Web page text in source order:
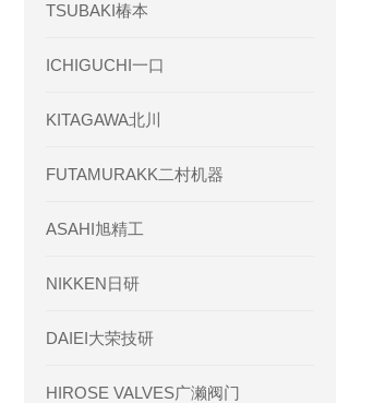
TSUBAKI椿本
ICHIGUCHI一口
KITAGAWA北川
FUTAMURAKK二村机器
ASAHI旭精工
NIKKEN日研
DAIEI大荣技研
HIROSE VALVES广濑阀门